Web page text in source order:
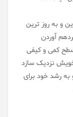
و به روز ترین
آوردن
کمی و کیفی
نزدیک سازد
رشد خود برای